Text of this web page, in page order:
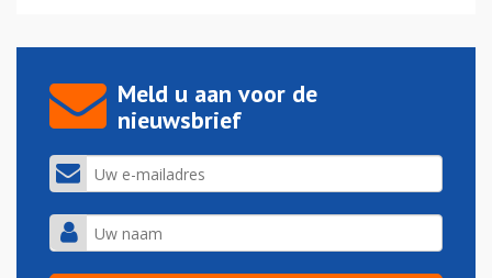
Meld u aan voor de
nieuwsbrief